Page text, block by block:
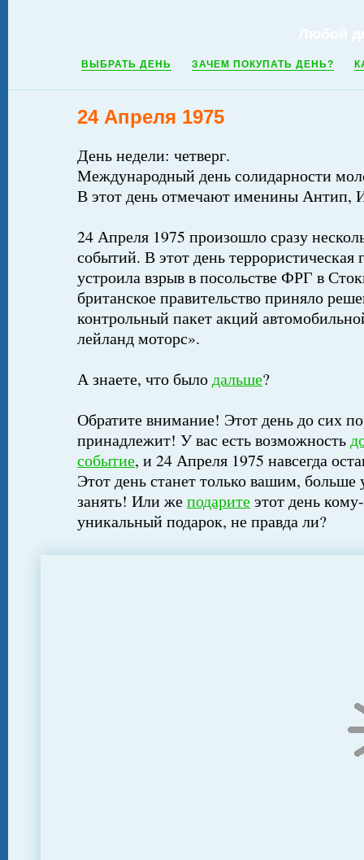
ВЫБРАТЬ ДЕНЬ ЗАЧЕМ ПОКУПАТЬ ДЕНЬ?
24 Апреля 1975
День недели: четверг.
Международный день солидарности
В этот день отмечают именины Антип,
24 Апреля 1975 произошло сразу
событий. В этот день
устроила взрыв в посольстве ФРГ в
британское правительство приняло
контрольный пакет акций
лейланд моторс».
А знаете, что былодальше?
Обратите внимание! Этот день до сих
принадлежит! У вас есть возможность
событие, и 24 Апреля 1975 навсегда
Этот день станет только вашим,
занять! Или жеподаритеэтот день
уникальный подарок, не правда ли?